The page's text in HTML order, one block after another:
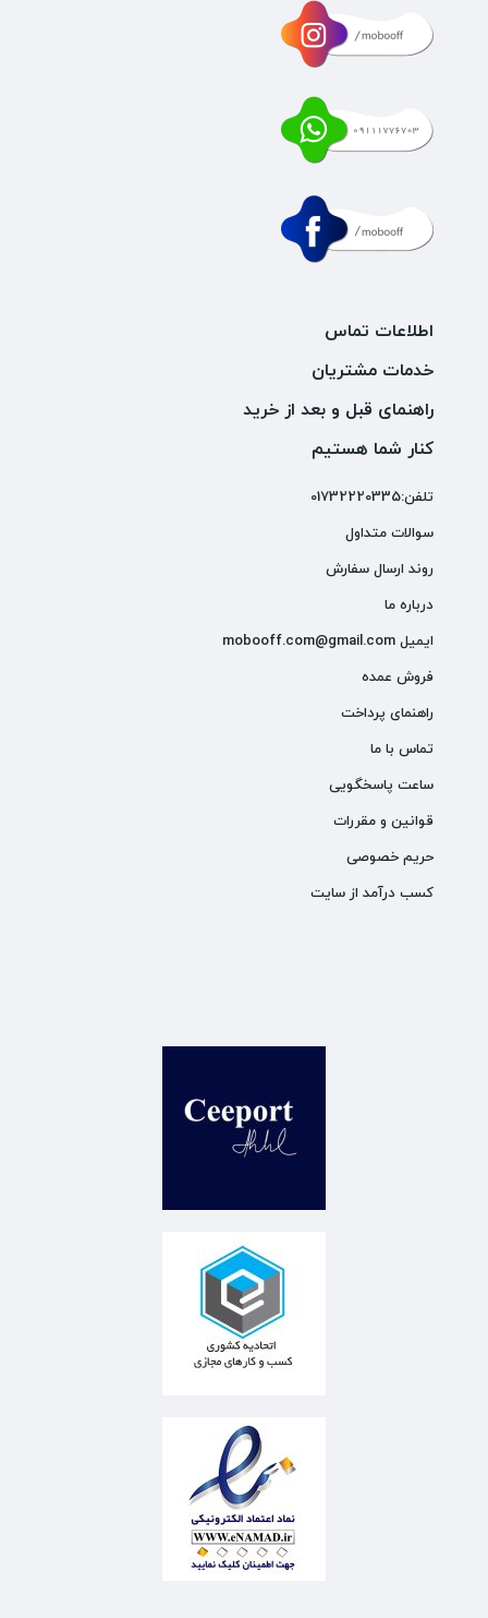
اطلاعات تماس
خدمات مشتریان
راهنمای قبل و بعد از خرید
کنار شما هستیم
تلفن:01732220335
سوالات متداول
روند ارسال سفارش
درباره ما
ایمیل mobooff.com@gmail.com
فروش عمده
راهنمای پرداخت
تماس با ما
ساعت پاسخگویی
قوانین و مقررات
حریم خصوصی
کسب درآمد از سایت